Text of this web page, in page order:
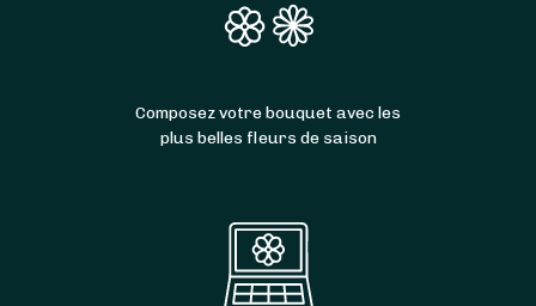
Composez votre bouquet avec les
plus belles fleurs de saison